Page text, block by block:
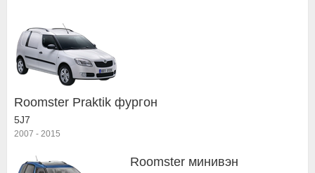
Roomster Praktik фургон
5J7
2007 - 2015
Roomster минивэн